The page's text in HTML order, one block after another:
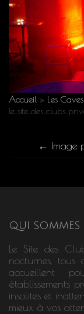
Accueil » Les
Image
QUI SOMMES
Le Site des
nocturnes, tous
accueillent
établissements
insolites et
mieux à vos